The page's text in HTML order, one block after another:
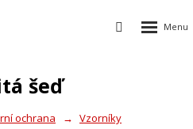
Vyhledávání
Rozbalení
šeď
ochrana
Vzorníky